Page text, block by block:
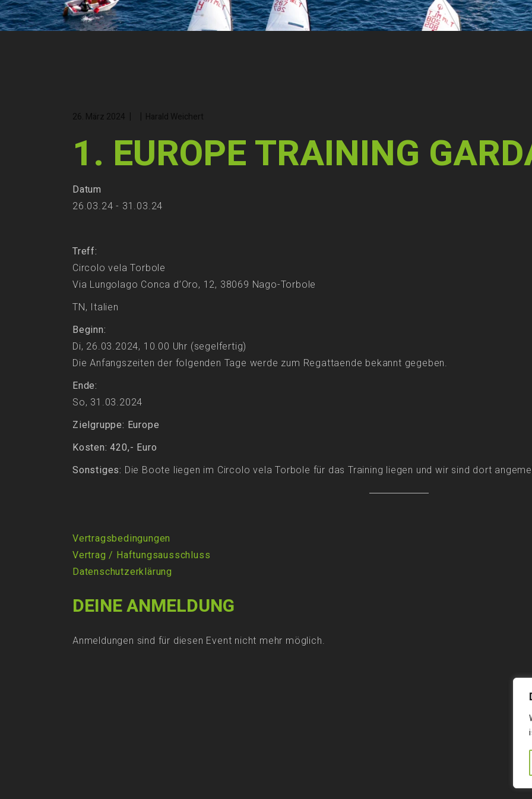
26. März 2024 Harald Weichert
1. EUROPE TRAINING
Datum
26.03.24 - 31.03.24
Treff:
Circolo vela Torbole
Via Lungolago Conca d’Oro, 12, 38069 Nago-Torbole
TN, Italien
Beginn:
Di, 26.03.2024, 10.00 Uhr (segelfertig)
Die Anfangszeiten der folgenden Tage werde zum Regattaende bekannt gegeben.
Ende:
So, 31.03.2024
Zielgruppe: Europe
Kosten: 420,- Euro
Sonstiges: Die Boote liegen im Circolo vela Torbole für das Training liegen und wir sind dort
Vertragsbedingungen
Vertrag / Haftungsausschluss
Datenschutzerklärung
DEINE ANMELDUNG
Anmeldungen sind für diesen Event nicht mehr möglich.